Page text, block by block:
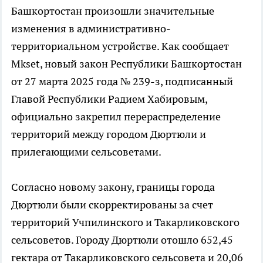
Башкортостан произошли значительные
изменения в административно-
территориальном устройстве. Как сообщает
Mkset, новый закон Республики Башкортостан
от 27 марта 2025 года № 239-з, подписанный
Главой Республики Радием Хабировым,
официально закрепил перераспределение
территорий между городом Дюртюли и
прилегающими сельсоветами.
Согласно новому закону, границы города
Дюртюли были скорректированы за счет
территорий Учпилинского и Такарликовского
сельсоветов. Городу Дюртюли отошло 652,45
гектара от Такарликовского сельсовета и 20,06